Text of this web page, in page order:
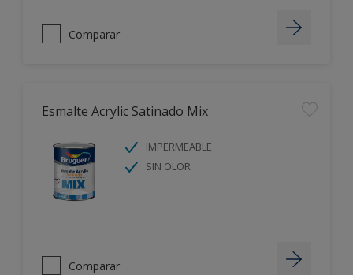
Comparar
Esmalte Acrylic Satinado Mix
IMPERMEABLE
SIN OLOR
Comparar